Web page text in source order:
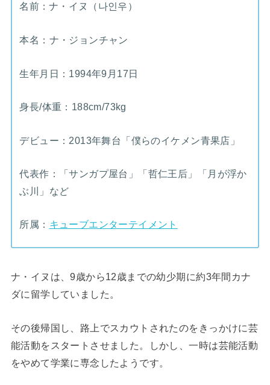
名前：ナ・イヌ（나인우）
本名：ナ・ジョンチャン
生年月日：1994年9月17日
身長/体重：188cm/73kg
デビュー：2013年舞台「僕らのイケメン青果店」
代表作：「サンガプ屋台」「哲仁王后」「月が浮か
ぶ川」など
所属： キューブエンターテイメント
ナ・イヌは、9歳から12歳までの幼少期に約3年間カナ
ダに留学していました。
その後帰国し、路上でスカウトされたのをきっかけに芸
能活動をスタートさせました。しかし、一時は芸能活動
をやめて学業に専念したようです。